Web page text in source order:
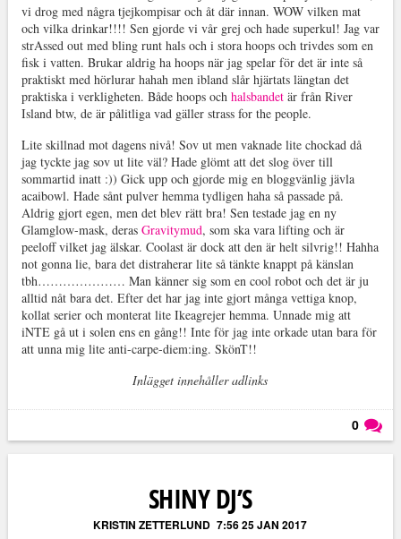
vi drog med några tjejkompisar och åt där innan. WOW vilken mat
och vilka drinkar!!!! Sen gjorde vi vår grej och hade superkul! Jag var
strAssed out med bling runt hals och i stora hoops och trivdes som en
fisk i vatten. Brukar aldrig ha hoops när jag spelar för det är inte så
praktiskt med hörlurar hahah men ibland slår hjärtats längtan det
praktiska i verkligheten. Både hoops och halsbandetär från River
Island btw, de är pålitliga vad gäller strass for the people.
Lite skillnad mot dagens nivå! Sov ut men vaknade lite chockad då
jag tyckte jag sov ut lite väl? Hade glömt att det slog över till
sommartid inatt :)) Gick upp och gjorde mig en bloggvänlig jävla
acaibowl. Hade sånt pulver hemma tydligen haha så passade på.
Aldrig gjort egen, men det blev rätt bra! Sen testade jag en ny
Glamglow-mask, deras Gravitymud, som ska vara lifting och är
peeloff vilket jag älskar. Coolast är dock att den är helt silvrig!! Hahha
not gonna lie, bara det distraherar lite så tänkte knappt på känslan
tbh………………… Man känner sig som en cool robot och det är ju
alltid nåt bara det. Efter det har jag inte gjort många vettiga knop,
kollat serier och monterat lite Ikeagrejer hemma. Unnade mig att
iNTE gå ut i solen ens en gång!! Inte för jag inte orkade utan bara för
att unna mig lite anti-carpe-diem:ing. SkönT!!
Inlägget innehåller adlinks
0
SHINY DJ’S
KRISTIN ZETTERLUND 7:56 25 JAN 2017